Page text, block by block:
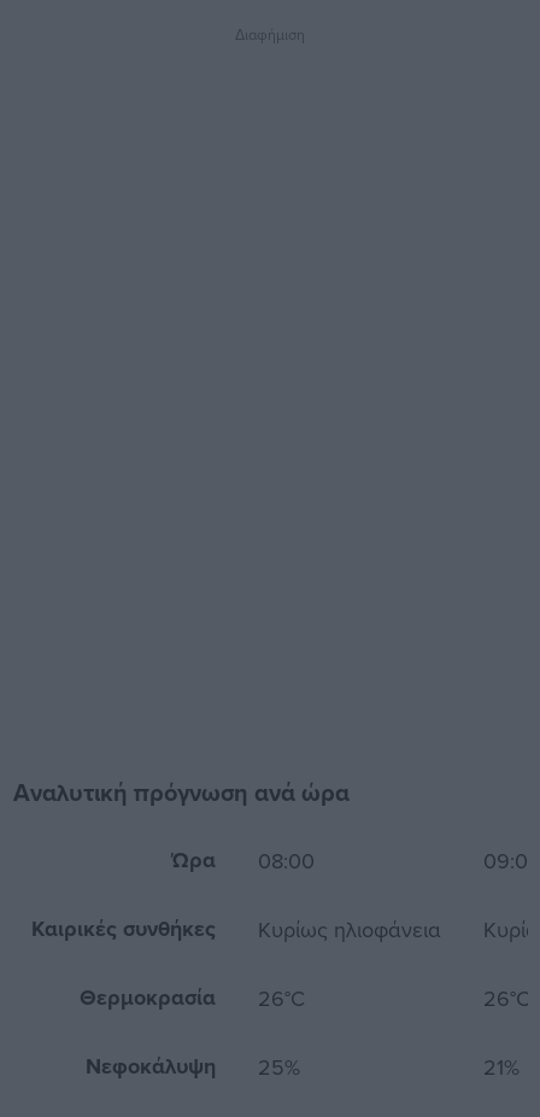
Διαφήμιση
Αναλυτική πρόγνωση ανά ώρα
Ώρα
Καιρικές συνθήκες
Θερμοκρασία
Νεφοκάλυψη
08:00
Κυρίως ηλιοφάνεια
26°C
25%
09:00
26°C
21%